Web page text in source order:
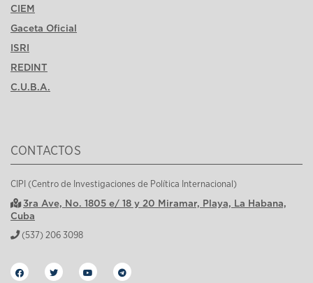
CIEM
Gaceta Oficial
ISRI
REDINT
C.U.B.A.
CONTACTOS
CIPI (Centro de Investigaciones de Política Internacional)
3ra Ave, No. 1805 e/ 18 y 20 Miramar, Playa, La Habana,
Cuba
(537) 206 3098